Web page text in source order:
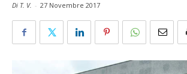
Di T. V. - 27 Novembre 2017